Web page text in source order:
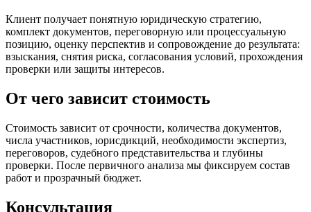
Клиент получает понятную юридическую стратегию,
комплект документов, переговорную или процессуальную
позицию, оценку перспектив и сопровождение до результата:
взыскания, снятия риска, согласования условий, прохождения
проверки или защиты интересов.
От чего зависит стоимость
Стоимость зависит от срочности, количества документов,
числа участников, юрисдикций, необходимости экспертиз,
переговоров, судебного представительства и глубины
проверки. После первичного анализа мы фиксируем состав
работ и прозрачный бюджет.
Консультация